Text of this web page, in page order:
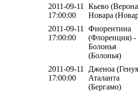
2011-09-11
17:00:00
Кьево
Новара
2011-09-11
17:00:00
Фиорентина
(Флоренция) -
Болонья
(Болонья)
2011-09-11
17:00:00
Дженоа
Аталанта
(Бергамо)